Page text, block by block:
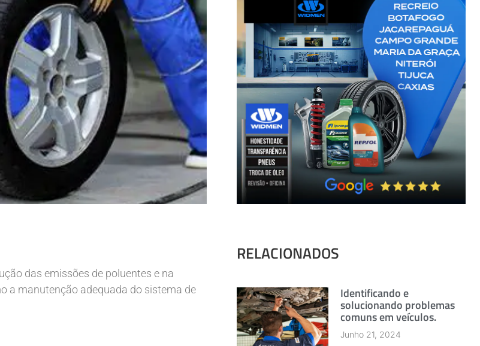
das emissões de poluentes e na
a manutenção adequada do sistema de
RELACIONADOS
Identificando e
solucionando problemas
comuns em veículos.
Junho 21, 2024